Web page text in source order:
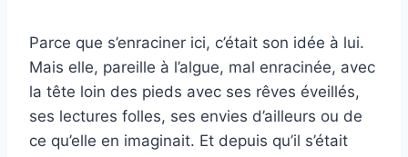
Parce que s’enraciner ici, c’était son idée à lui.
Mais elle, pareille à l’algue, mal enracinée, avec
la tête loin des pieds avec ses rêves éveillés,
ses lectures folles, ses envies d’ailleurs ou de
ce qu’elle en imaginait. Et depuis qu’il s’était